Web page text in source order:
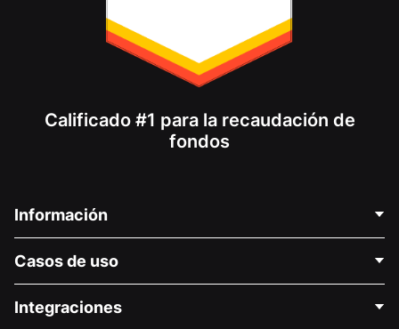
Calificado #1 para la recaudación de
fondos
Información
Acerca de nosotros
Carreras
Casos de uso
Recaudación de fondos para fines médicos
Integraciones